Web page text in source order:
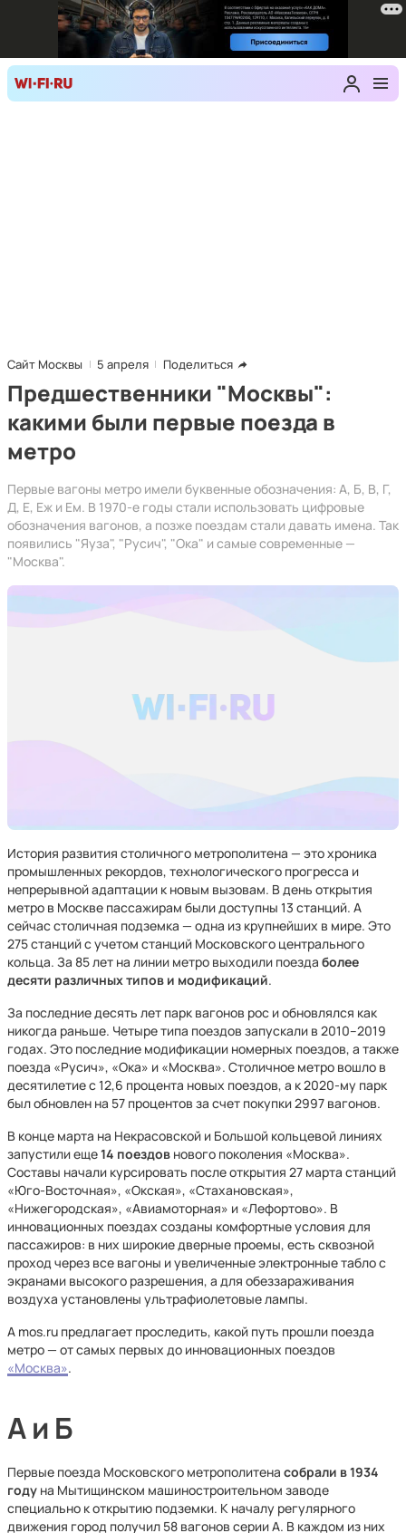
Сайт Москвы 5 апреля Поделиться
Предшественники "Москвы":
какими были первые поезда в
метро
Первые вагоны метро имели буквенные обозначения: А, Б, В, Г,
Д, Е, Еж и Ем. В 1970-е годы стали использовать цифровые
обозначения вагонов, а позже поездам стали давать имена. Так
появились "Яуза", "Русич", "Ока" и самые современные —
"Москва".
История развития столичного метрополитена — это хроника
промышленных рекордов, технологического прогресса и
непрерывной адаптации к новым вызовам. В день открытия
метро в Москве пассажирам были доступны 13 станций. А
сейчас столичная подземка — одна из крупнейших в мире. Это
275 станций с учетом станций Московского центрального
кольца. За 85 лет на линии метро выходили поезда более
десяти различных типов и модификаций.
За последние десять лет парк вагонов рос и обновлялся как
никогда раньше. Четыре типа поездов запускали в 2010–2019
годах. Это последние модификации номерных поездов, а также
поезда «Русич», «Ока» и «Москва». Столичное метро вошло в
десятилетие с 12,6 процента новых поездов, а к 2020-му парк
был обновлен на 57 процентов за счет покупки 2997 вагонов.
В конце марта на Некрасовской и Большой кольцевой линиях
запустили еще14 поездов нового поколения «Москва».
Составы начали курсировать после открытия 27 марта станций
«Юго-Восточная», «Окская», «Стахановская»,
«Нижегородская», «Авиамоторная» и «Лефортово». В
инновационных поездах созданы комфортные условия для
пассажиров: в них широкие дверные проемы, есть сквозной
проход через все вагоны и увеличенные электронные табло с
экранами высокого разрешения, а для обеззараживания
воздуха установлены ультрафиолетовые лампы.
А mos.ru предлагает проследить, какой путь прошли поезда
метро — от самых первых до инновационных поездов
«Москва».
А и Б
Первые поезда Московского метрополитена собрали в 1934
году на Мытищинском машиностроительном заводе
специально к открытию подземки. К началу регулярного
движения город получил 58 вагонов серии А. В каждом из них